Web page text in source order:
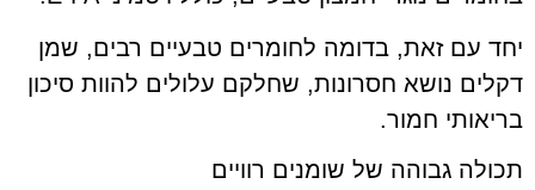
יחד עם זאת, בדומה לחומרים טבעיים רבים, שמן
דקלים נושא חסרונות, שחלקם עלולים להוות סיכון
בריאותי חמור.
תכולה גבוהה של שומנים רוויים